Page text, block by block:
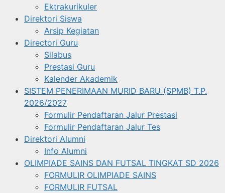
Ektrakurikuler
Direktori Siswa
Arsip Kegiatan
Directori Guru
Silabus
Prestasi Guru
Kalender Akademik
SISTEM PENERIMAAN MURID BARU (SPMB) T.P.
2026/2027
Formulir Pendaftaran Jalur Prestasi
Formulir Pendaftaran Jalur Tes
Direktori Alumni
Info Alumni
OLIMPIADE SAINS DAN FUTSAL TINGKAT SD 2026
FORMULIR OLIMPIADE SAINS
FORMULIR FUTSAL